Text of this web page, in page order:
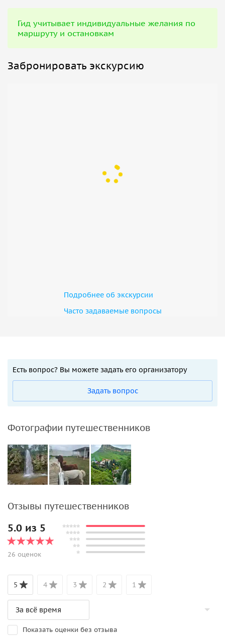
Гид учитывает индивидуальные желания по
маршруту и остановкам
Забронировать экскурсию
Подробнее об экскурсии
Часто задаваемые вопросы
Есть вопрос? Вы можете задать его организатору
Задать вопрос
Фотографии путешественников
Отзывы путешественников
5.0 из 5
26 оценок
5 4 3 2 1
Показать оценки без отзыва